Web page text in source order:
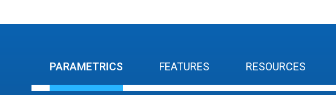
PARAMETRICS FEATURES RESOURCES